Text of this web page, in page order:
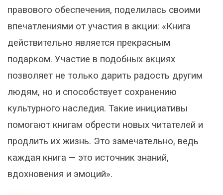
правового обеспечения, поделилась своими
впечатлениями от участия в акции: «Книга
действительно является прекрасным
подарком. Участие в подобных акциях
позволяет не только дарить радость другим
людям, но и способствует сохранению
культурного наследия. Такие инициативы
помогают книгам обрести новых читателей и
продлить их жизнь. Это замечательно, ведь
каждая книга — это источник знаний,
вдохновения и эмоций».